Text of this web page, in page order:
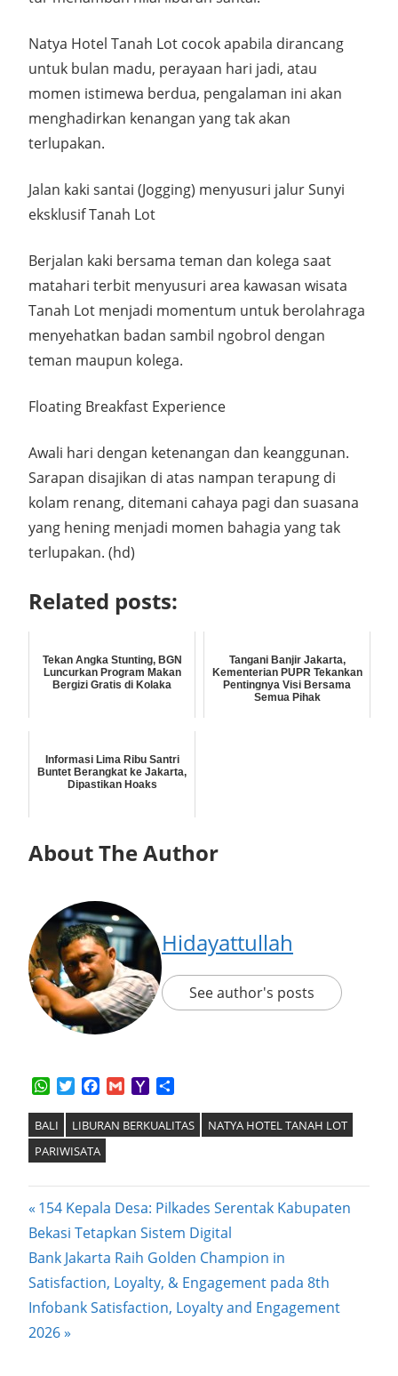
Natya Hotel Tanah Lot cocok apabila dirancang
untuk bulan madu, perayaan hari jadi, atau
momen istimewa berdua, pengalaman ini akan
menghadirkan kenangan yang tak akan
terlupakan.
Jalan kaki santai (Jogging) menyusuri jalur Sunyi
eksklusif Tanah Lot
Berjalan kaki bersama teman dan kolega saat
matahari terbit menyusuri area kawasan wisata
Tanah Lot menjadi momentum untuk berolahraga
menyehatkan badan sambil ngobrol dengan
teman maupun kolega.
Floating Breakfast Experience
Awali hari dengan ketenangan dan keanggunan.
Sarapan disajikan di atas nampan terapung di
kolam renang, ditemani cahaya pagi dan suasana
yang hening menjadi momen bahagia yang tak
terlupakan. (hd)
Related posts:
Tekan Angka Stunting, BGN
Luncurkan Program Makan
Bergizi Gratis di Kolaka
Tangani Banjir Jakarta,
Kementerian PUPR Tekankan
Pentingnya Visi Bersama
Semua Pihak
Informasi Lima Ribu Santri
Buntet Berangkat ke Jakarta,
Dipastikan Hoaks
About The Author
Hidayattullah
See author's posts
WhatsApp
TwitterFacebook
GmailYahoo
BALI LIBURAN BERKUALITAS
NATYA HOTEL TANAH LOT
PARIWISATA
Post
navigation
Previous
Post:
154 Kepala Desa: Pilkades Serentak Kabupaten
Bekasi Tetapkan Sistem Digital
Next
Post:
Bank Jakarta Raih Golden Champion in
Satisfaction, Loyalty, & Engagement pada 8th
Infobank Satisfaction, Loyalty and Engagement
2026